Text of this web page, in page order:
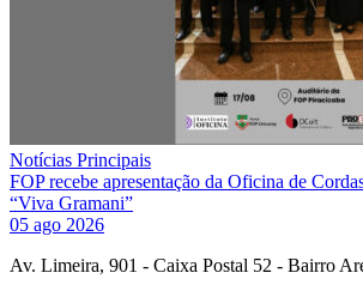
Notícias Principais
FOP recebe apresentação da Oficina de
“Viva Gramani”
05 ago 2026
Av. Limeira, 901 - Caixa Postal 52 - Bairro